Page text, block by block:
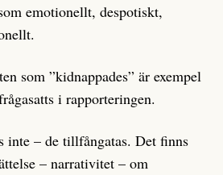
emotionellt, despotiskt,
som ”kidnappades” är exempel
i rapporteringen.
inte – de tillfångatas. Det finns
– narrativitet – om